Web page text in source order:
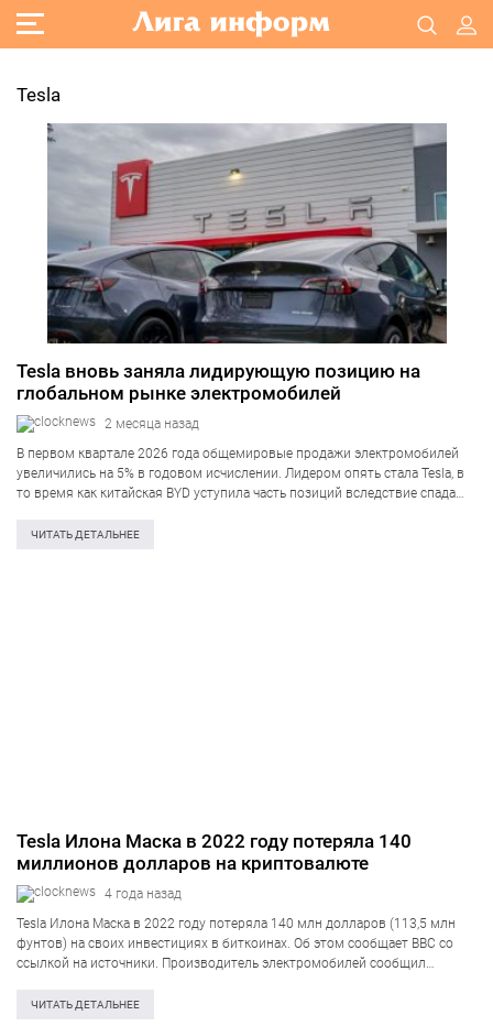
Tesla
Tesla вновь заняла лидирующую позицию на
глобальном рынке электромобилей
2 месяца назад
В первом квартале 2026 года общемировые продажи электромобилей
увеличились на 5% в годовом исчислении. Лидером опять стала Tesla, в
то время как китайская BYD уступила часть позиций вследствие спада
Research. В…
ЧИТАТЬ ДЕТАЛЬНЕЕ
Tesla Илона Маска в 2022 году потеряла 140
миллионов долларов на криптовалюте
4 года назад
Tesla Илона Маска в 2022 году потеряла 140 млн долларов (113,5 млн
фунтов) на своих инвестициях в биткоинах. Об этом сообщает BBC со
ссылкой на источники. Производитель электромобилей сообщил
долларов на…
ЧИТАТЬ ДЕТАЛЬНЕЕ